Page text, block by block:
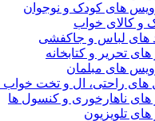
های کودک و نوجوان
و کالای خواب
های لباس و جاکفشی
های تحریر و کتابخانه
های مبلمان
های راحتی، ال و تخت
های ناهارخوری و کنسول ها
های تلویزیون